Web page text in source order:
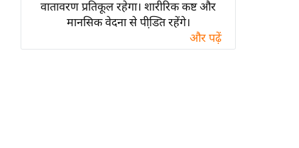
पर्यटन स्थल
वातावरण प्रतिकूल रहेगा। शारीरिक कष्ट और
मानसिक वेदना से पीडि़त रहेंगे।
और पढ़ें